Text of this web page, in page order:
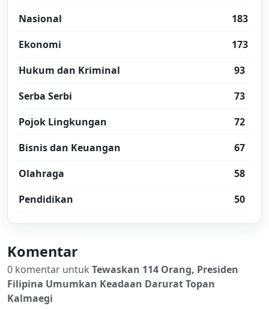
Nasional
183
Ekonomi
173
Hukum dan Kriminal
93
Serba Serbi
73
Pojok Lingkungan
72
Bisnis dan Keuangan
67
Olahraga
58
Pendidikan
50
Komentar
0 komentar untuk Tewaskan 114 Orang, Presiden
Filipina Umumkan Keadaan Darurat Topan
Kalmaegi